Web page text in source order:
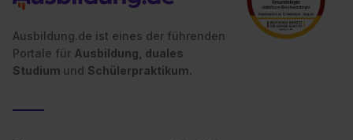
Ausbildung.de ist eines der führenden
Portale für Ausbildung, duales
Studium und Schülerpraktikum.